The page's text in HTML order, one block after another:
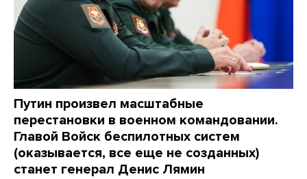
Путин произвел масштабные
перестановки в военном командовании.
Главой Войск беспилотных систем
(оказывается, все еще не созданных)
станет генерал Денис Лямин